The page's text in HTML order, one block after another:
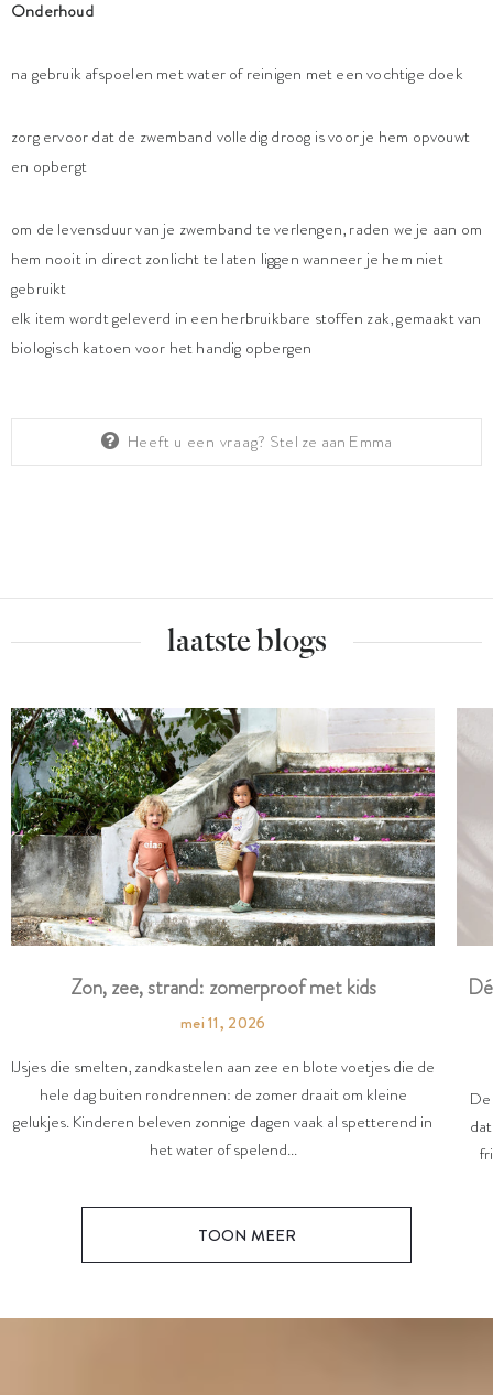
Onderhoud
na gebruik afspoelen met water of reinigen met een vochtige doek
zorg ervoor dat de zwemband volledig droog is voor je hem opvouwt
en opbergt
om de levensduur van je zwemband te verlengen, raden we je aan om
hem nooit in direct zonlicht te laten liggen wanneer je hem niet
gebruikt
elk item wordt geleverd in een herbruikbare stoffen zak, gemaakt van
biologisch katoen voor het handig opbergen
Heeft u een vraag? Stel ze aan Emma
laatste blogs
Zon, zee, strand: zomerproof met kids
mei 11, 2026
IJsjes die smelten, zandkastelen aan zee en blote voetjes die de
hele dag buiten rondrennen: de zomer draait om kleine
gelukjes. Kinderen beleven zonnige dagen vaak al spetterend in
het water of spelend...
TOON MEER